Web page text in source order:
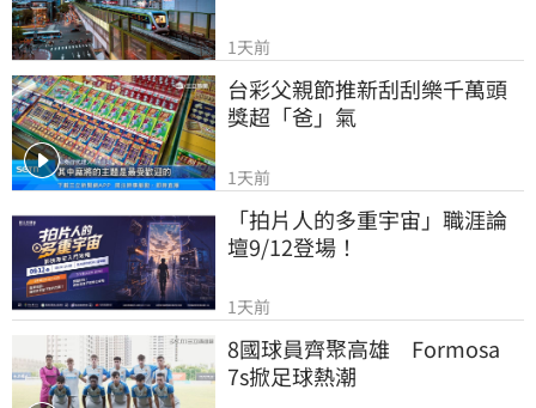
1天前
台彩父親節推新刮刮樂千萬頭
獎超「爸」氣
1天前
「拍片人的多重宇宙」職涯論
壇9/12登場！
1天前
8國球員齊聚高雄　Formosa
7s掀足球熱潮